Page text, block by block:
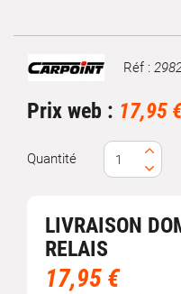
Marque Réf :
Prix web : 17,95
Quantité
LIVRAISON
RELAIS
17,95 €